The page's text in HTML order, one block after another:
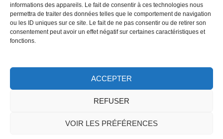
informations des appareils. Le fait de consentir à ces technologies nous
permettra de traiter des données telles que le comportement de navigation
ou les ID uniques sur ce site. Le fait de ne pas consentir ou de retirer son
consentement peut avoir un effet négatif sur certaines caractéristiques et
fonctions.
ACCEPTER
REFUSER
VOIR LES PRÉFÉRENCES
Réseaux sociaux
© Mars 2006-Août 2026